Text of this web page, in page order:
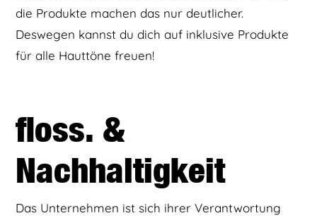
die Produkte machen das nur deutlicher.
Deswegen kannst du dich auf inklusive Produkte
für alle Hauttöne freuen!
floss. &
Nachhaltigkeit
Das Unternehmen ist sich ihrer Verantwortung